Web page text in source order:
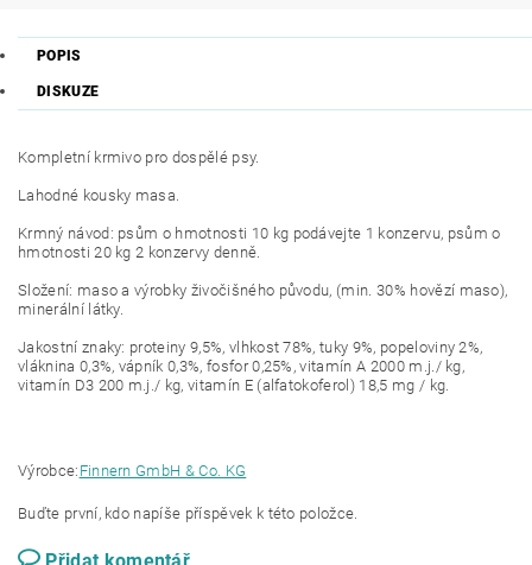
POPIS
DISKUZE
Kompletní krmivo pro dospělé psy.
Lahodné kousky masa.
Krmný návod: psům o hmotnosti 10 kg podávejte 1 konzervu, psům o
hmotnosti 20 kg 2 konzervy denně.
Složení: maso a výrobky živočišného původu, (min. 30% hovězí maso),
minerální látky.
Jakostní znaky: proteiny 9,5%, vlhkost 78%, tuky 9%, popeloviny 2%,
vláknina 0,3%, vápník 0,3%, fosfor 0,25%, vitamín A 2000 m.j./ kg,
vitamín D3 200 m.j./ kg, vitamín E (alfatokoferol) 18,5 mg / kg.
Výrobce: Finnern GmbH & Co. KG
Buďte první, kdo napíše příspěvek k této položce.